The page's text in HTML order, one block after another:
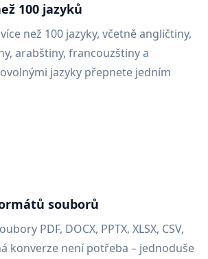
100 jazyků
než 100 jazyky, včetně angličtiny,
arabštiny, francouzštiny a
jazyky přepnete jedním
souborů
PDF, DOCX, PPTX, XLSX, CSV,
konverze není potřeba – jednoduše